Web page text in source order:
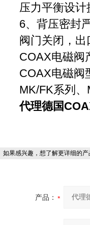
压力平衡设计
6、背压密封
阀门关闭，出
COAX电磁阀
COAX电磁阀
MK/FK系列、
代理德国
如果感兴趣，想了解更详细的
产品：